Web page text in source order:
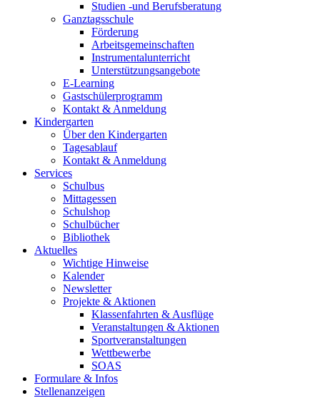
Studien -und Berufsberatung
Ganztagsschule
Förderung
Arbeitsgemeinschaften
Instrumentalunterricht
Unterstützungsangebote
E-Learning
Gastschülerprogramm
Kontakt & Anmeldung
Kindergarten
Über den Kindergarten
Tagesablauf
Kontakt & Anmeldung
Services
Schulbus
Mittagessen
Schulshop
Schulbücher
Bibliothek
Aktuelles
Wichtige Hinweise
Kalender
Newsletter
Projekte & Aktionen
Klassenfahrten & Ausflüge
Veranstaltungen & Aktionen
Sportveranstaltungen
Wettbewerbe
SOAS
Formulare & Infos
Stellenanzeigen